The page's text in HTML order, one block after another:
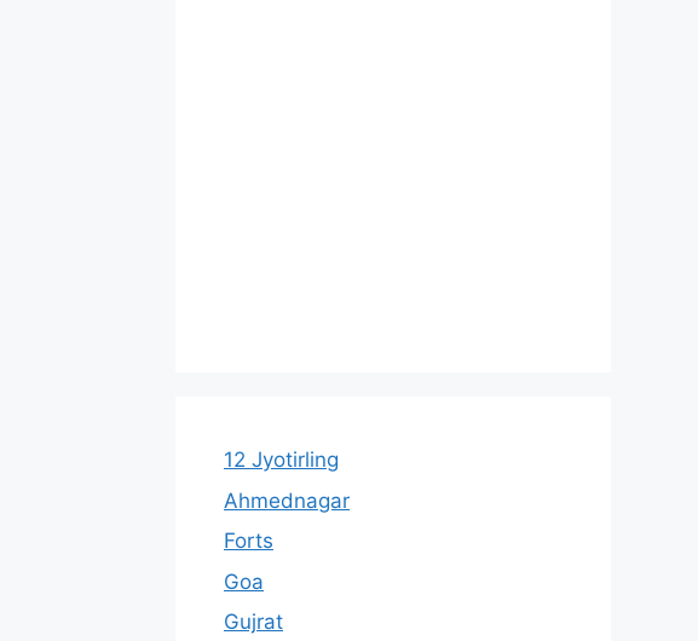
12 Jyotirling
Ahmednagar
Forts
Goa
Gujrat